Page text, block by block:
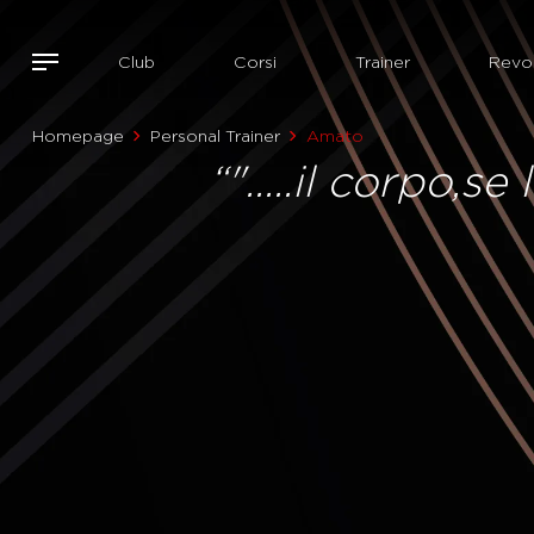
Club Corsi Trainer
Homepage Personal Trainer Amato
“".....il